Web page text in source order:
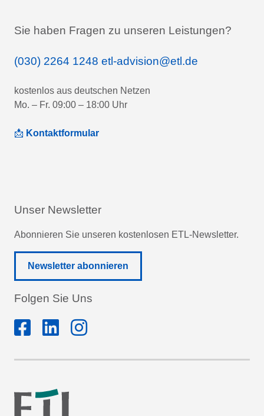
Sie haben Fragen zu unseren Leistungen?
(030) 2264 1248 etl-advision@etl.de
kostenlos aus deutschen Netzen
Mo. – Fr. 09:00 – 18:00 Uhr
📩 Kontaktformular
Unser Newsletter
Abonnieren Sie unseren kostenlosen ETL-Newsletter.
Newsletter abonnieren
Folgen Sie Uns